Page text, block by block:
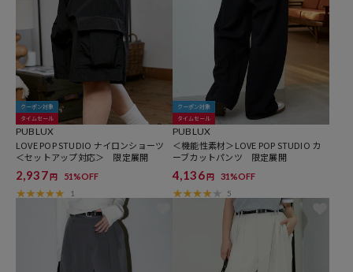
クーポン対象
タイムセール
PUBLUX
LOVE POP STUDIO ナイロンショーツ
＜セットアップ対応＞ 限定展開
2,937円 51%OFF
1
クーポン対象
タイムセール
PUBLUX
＜機能性素材＞LOVE POP STUDIO カ
ーブカットパンツ 限定展開
4,136円 31%OFF
5